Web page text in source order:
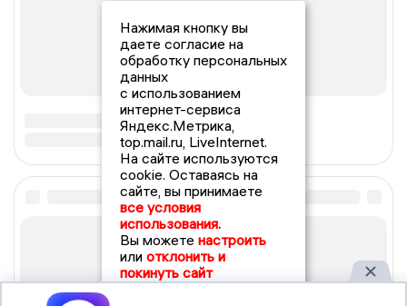
Нажимая кнопку вы
даете согласие на
обработку персональных
данных
с использованием
интернет-сервиса
Яндекс.Метрика,
top.mail.ru, LiveInternet.
На сайте используются
cookie. Оставаясь на
сайте, вы принимаете
все условия
использования.
Вы можете настроить
или отклонить и
покинуть сайт